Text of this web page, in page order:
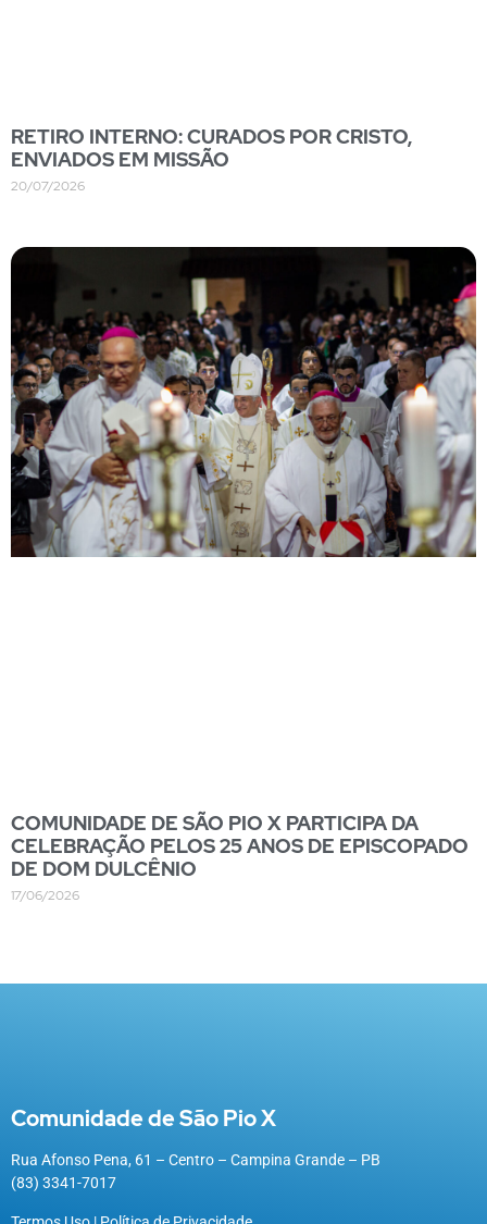
RETIRO INTERNO: CURADOS POR CRISTO,
ENVIADOS EM MISSÃO
20/07/2026
COMUNIDADE DE SÃO PIO X PARTICIPA DA
CELEBRAÇÃO PELOS 25 ANOS DE EPISCOPADO
DE DOM DULCÊNIO
17/06/2026
Comunidade de São Pio X
Rua Afonso Pena, 61 – Centro – Campina Grande – PB
(83) 3341-7017